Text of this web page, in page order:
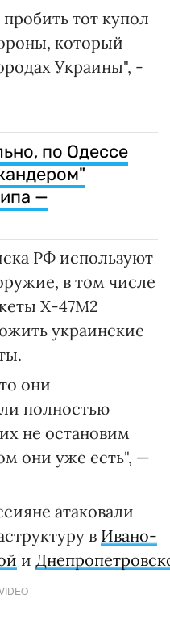
тот купол
который
Украины", -
по Одессе
—
РФ используют
в том числе
Х-47М2
украинские
они
полностью
не остановим
они уже есть", —
атаковали
в Ивано-
и